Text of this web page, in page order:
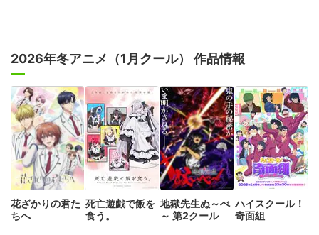
2026年冬アニメ（1月クール） 作品情報
花ざかりの君た
ちへ
死亡遊戯で飯を
食う。
地獄先生ぬ～べ
～ 第2クール
ハイスクール！
奇面組